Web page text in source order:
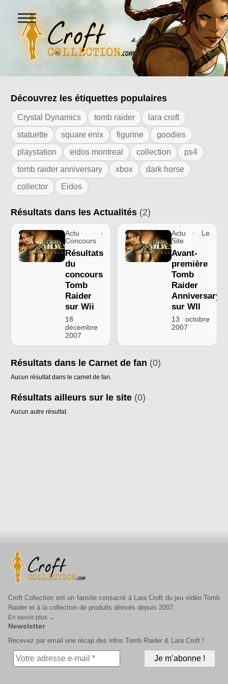
Figurines Lara Croft et
Ouvrir
le
menu
Résultats de l'étiquette "nintendo wii"
Découvrez les étiquettes populaires
Crystal Dynamics tomb raider
lara croft
statuette
square enix figurine
goodies
playstation
eidos montreal collection
ps4
tomb raider anniversary
xbox
dark horse
collector
Eidos
Résultats dans les Actualités (2)
Actu ·
Concours
Résultats
du
concours
Tomb
Raider
sur Wii
18
décembre
2007
Actu · Le
Site
Avant-
première
Tomb
Raider
Anniversary
sur WII
13 octobre
2007
Résultats dans le Carnet de fan (0)
Aucun résultat dans le carnet de fan.
Résultats ailleurs sur le site (0)
Aucun autre résultat.
Croft Collection est un fansite consacré à Lara Croft du jeu vidéo Tomb
Raider et à la collection de produits dérivés depuis 2007.
En savoir plus →
Newsletter
Recevez par email une récap des infos Tomb Raider & Lara Croft !